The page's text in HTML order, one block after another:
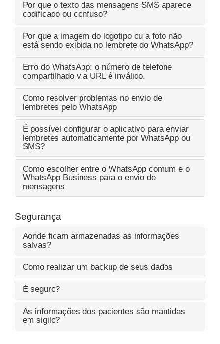
Por que o texto das mensagens SMS aparece
codificado ou confuso?
Por que a imagem do logotipo ou a foto não
está sendo exibida no lembrete do WhatsApp?
Erro do WhatsApp: o número de telefone
compartilhado via URL é inválido.
Como resolver problemas no envio de
lembretes pelo WhatsApp
É possível configurar o aplicativo para enviar
lembretes automaticamente por WhatsApp ou
SMS?
Como escolher entre o WhatsApp comum e o
WhatsApp Business para o envio de
mensagens
Segurança
Aonde ficam armazenadas as informações
salvas?
Como realizar um backup de seus dados
É seguro?
As informações dos pacientes são mantidas
em sigilo?